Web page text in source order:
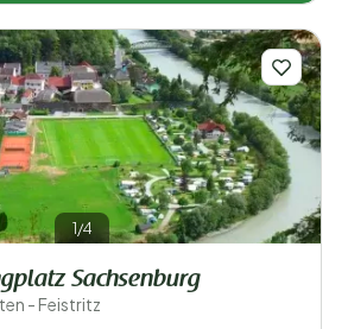
1/4
Sachsenburg
- Feistritz